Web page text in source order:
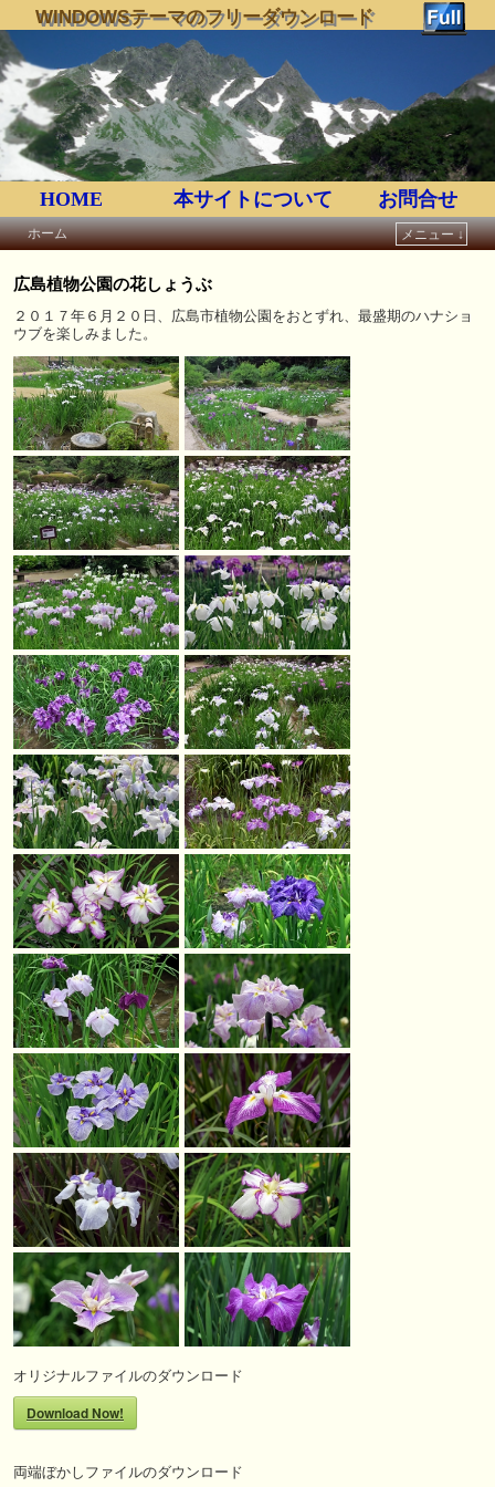
WINDOWSテーマのフリーダウンロード
HOME 本サイトについて お問合せ
ホーム
メニュー ↓
広島植物公園の花しょうぶ
２０１７年６月２０日、広島市植物公園をおとずれ、最盛期のハナショ
ウブを楽しみました。
オリジナルファイルのダウンロード
Download Now!
両端ぼかしファイルのダウンロード